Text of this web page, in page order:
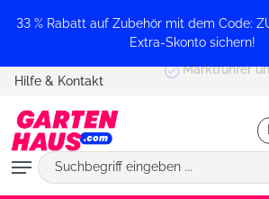
springen
33 % Rabatt auf Zubehör mit dem Code:
Extra-Skonto sichern!
Hilfe & Kontakt Marktführer